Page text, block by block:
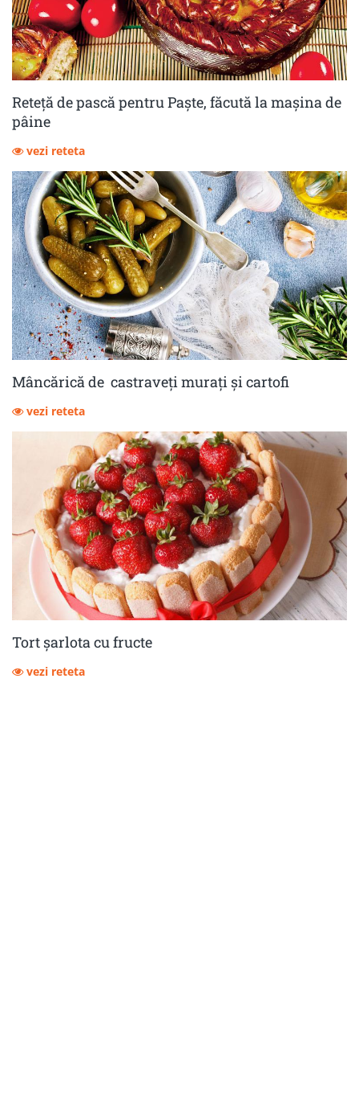
Reteță de pască pentru Paște, făcută la mașina de
pâine
vezi reteta
Mâncărică de castraveţi muraţi şi cartofi
vezi reteta
Tort șarlota cu fructe
vezi reteta